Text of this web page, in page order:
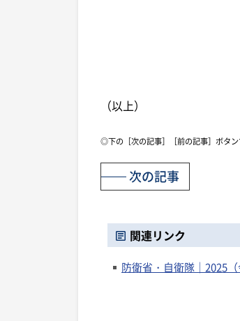
（以上）
◎下の［次の記事］［前の記事］ボタン
次の記事
関連リンク
防衛省・自衛隊｜2025